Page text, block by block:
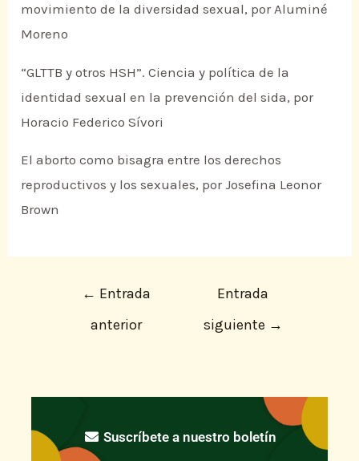
movimiento de la diversidad sexual, por Aluminé
Moreno
“GLTTB y otros HSH”. Ciencia y política de la
identidad sexual en la prevención del sida, por
Horacio Federico Sívori
El aborto como bisagra entre los derechos
reproductivos y los sexuales, por Josefina Leonor
Brown
← Entrada
anterior
Entrada
siguiente →
Suscríbete a nuestro boletín